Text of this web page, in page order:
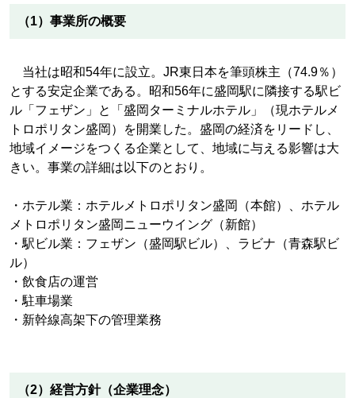
（1）事業所の概要
当社は昭和54年に設立。JR東日本を筆頭株主（74.9％）
とする安定企業である。昭和56年に盛岡駅に隣接する駅ビ
ル「フェザン」と「盛岡ターミナルホテル」（現ホテルメ
トロポリタン盛岡）を開業した。盛岡の経済をリードし、
地域イメージをつくる企業として、地域に与える影響は大
きい。事業の詳細は以下のとおり。
・ホテル業：ホテルメトロポリタン盛岡（本館）、ホテル
メトロポリタン盛岡ニューウイング（新館）
・駅ビル業：フェザン（盛岡駅ビル）、ラビナ（青森駅ビ
ル）
・飲食店の運営
・駐車場業
・新幹線高架下の管理業務
（2）経営方針（企業理念）